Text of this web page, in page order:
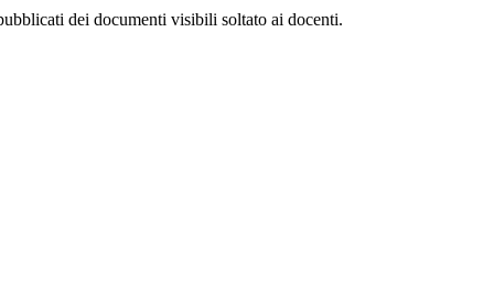
dei documenti visibili soltato ai docenti.